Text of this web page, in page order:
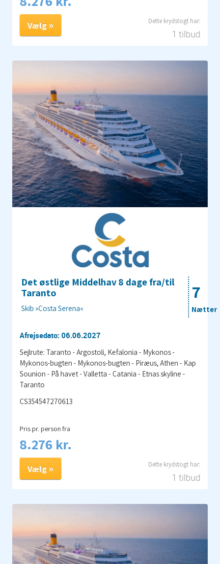
1 tilbud
Vælg
7
Nætter
Det østlige Middelhav 8 dage fra/til
Taranto
Skib »Costa Serena«
Afrejsedato: 06.06.2027
Sejlrute: Taranto - Argostoli, Kefalonia - Mykonos -
Mykonos-bugten - Mykonos-bugten - Piræus, Athen - Kap
Sounion - På havet - Valletta - Catania - Etnas skyline -
Taranto
CS354547270613
Pris pr. person fra
8.276 kr.
1 tilbud
Vælg